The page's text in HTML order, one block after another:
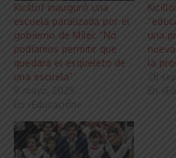
Kicillof inauguró una
escuela paralizada por el
gobierno de Milei: “No
podíamos permitir que
quedara el esqueleto de
una escuela”
9 mayo, 2025
En «Educación»
una
la
28
En